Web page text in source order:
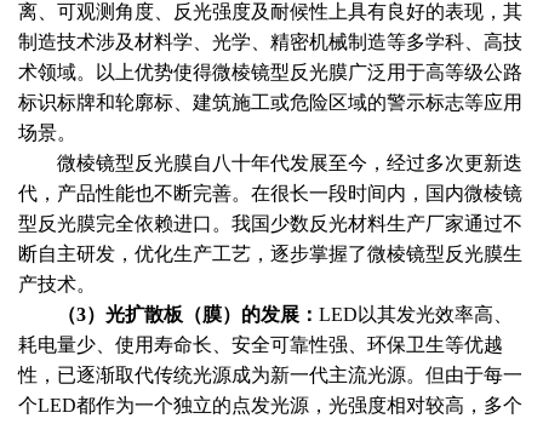
离、可观测角度、反光强度及耐候性上具有良好的表现，其
制造技术涉及材料学、光学、精密机械制造等多学科、高技
术领域。以上优势使得微棱镜型反光膜广泛用于高等级公路
标识标牌和轮廓标、建筑施工或危险区域的警示标志等应用
场景。
微棱镜型反光膜自八十年代发展至今，经过多次更新迭
代，产品性能也不断完善。在很长一段时间内，国内微棱镜
型反光膜完全依赖进口。我国少数反光材料生产厂家通过不
断自主研发，优化生产工艺，逐步掌握了微棱镜型反光膜生
产技术。
（3）光扩散板（膜）的发展： LED以其发光效率高、
耗电量少、使用寿命长、安全可靠性强、环保卫生等优越
性，已逐渐取代传统光源成为新一代主流光源。但由于每一
个LED都作为一个独立的点发光源，光强度相对较高，多个